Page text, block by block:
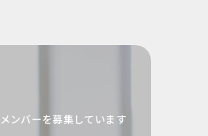
ンバーを募集しています